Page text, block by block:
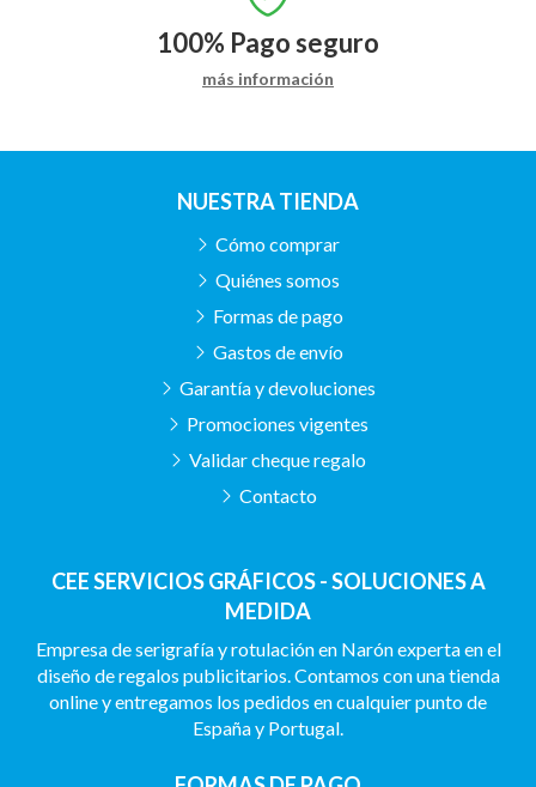
100% Pago seguro
más información
CEE SERVICIOS GRÁFICOS - SOLUCIONES A
MEDIDA
Empresa de serigrafía y rotulación en Narón experta en el
diseño de regalos publicitarios. Contamos con una tienda
online y entregamos los pedidos en cualquier punto de
España y Portugal.
NUESTRA TIENDA
Cómo comprar
Quiénes somos
Formas de pago
Gastos de envío
Garantía y devoluciones
Promociones vigentes
Validar cheque regalo
Contacto